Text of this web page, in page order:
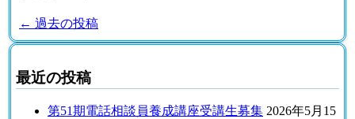
← 過去の投稿
最近の投稿
第51期電話相談員養成講座受講生募集 2026年5月15